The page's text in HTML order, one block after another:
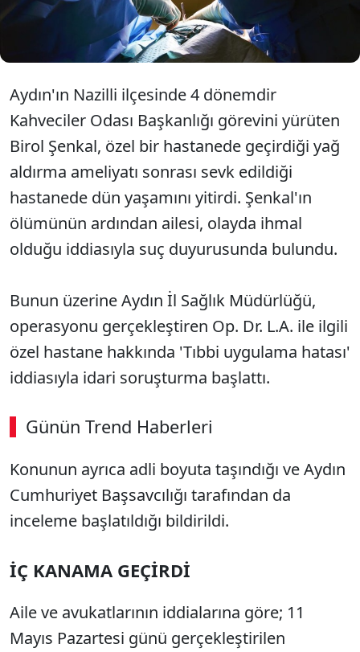
ve hastane hakkında adli soruşturma başlattı.
Aydın'ın Nazilli ilçesinde 4 dönemdir
Kahveciler Odası Başkanlığı görevini yürüten
Birol Şenkal, özel bir hastanede geçirdiği yağ
aldırma ameliyatı sonrası sevk edildiği
hastanede dün yaşamını yitirdi. Şenkal'ın
ölümünün ardından ailesi, olayda ihmal
olduğu iddiasıyla suç duyurusunda bulundu.
Bunun üzerine Aydın İl Sağlık Müdürlüğü,
operasyonu gerçekleştiren Op. Dr. L.A. ile ilgili
özel hastane hakkında 'Tıbbi uygulama hatası'
iddiasıyla idari soruşturma başlattı.
Günün Trend Haberleri
00:02 / 08:43
Sesi Aç
Konunun ayrıca adli boyuta taşındığı ve Aydın
Cumhuriyet Başsavcılığı tarafından da
inceleme başlatıldığı bildirildi.
İÇ KANAMA GEÇİRDİ
Aile ve avukatlarının iddialarına göre; 11
Mayıs Pazartesi günü gerçekleştirilen